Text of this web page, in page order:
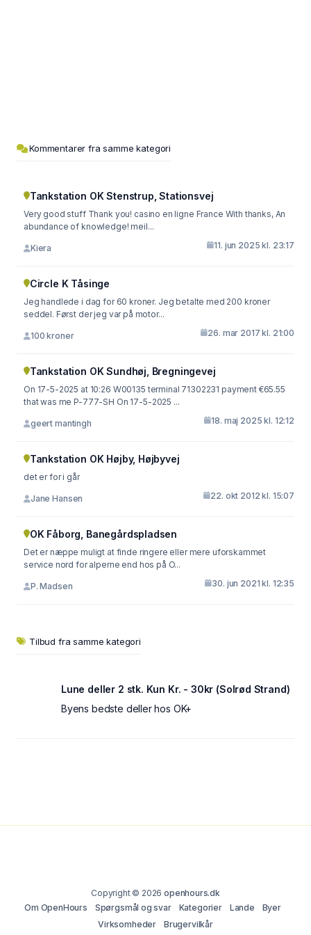
Kommentarer fra samme kategori
Tankstation OK Stenstrup, Stationsvej
Very good stuff Thank you! casino en ligne France With thanks, An
abundance of knowledge! meil...
Kiera 11. jun 2025 kl. 23:17
Circle K Tåsinge
Jeg handlede i dag for 60 kroner. Jeg betalte med 200 kroner
seddel. Først der jeg var på motor...
100 kroner 26. mar 2017 kl. 21:00
Tankstation OK Sundhøj, Bregningevej
On 17-5-2025 at 10:26 W00135 terminal 71302231 payment €65.55
that was me P-777-SH On 17-5-2025 ...
geert mantingh 18. maj 2025 kl. 12:12
Tankstation OK Højby, Højbyvej
det er for i går
Jane Hansen 22. okt 2012 kl. 15:07
OK Fåborg, Banegårdspladsen
Det er næppe muligt at finde ringere eller mere uforskammet
service nord for alperne end hos på O...
P. Madsen 30. jun 2021 kl. 12:35
Tilbud fra samme kategori
Lune deller 2 stk. Kun Kr. - 30kr (Solrød Strand)
Byens bedste deller hos OK+
Copyright © 2026openhours.dk
Om OpenHours
Spørgsmål og svar Kategorier Lande
Byer
Virksomheder
Brugervilkår